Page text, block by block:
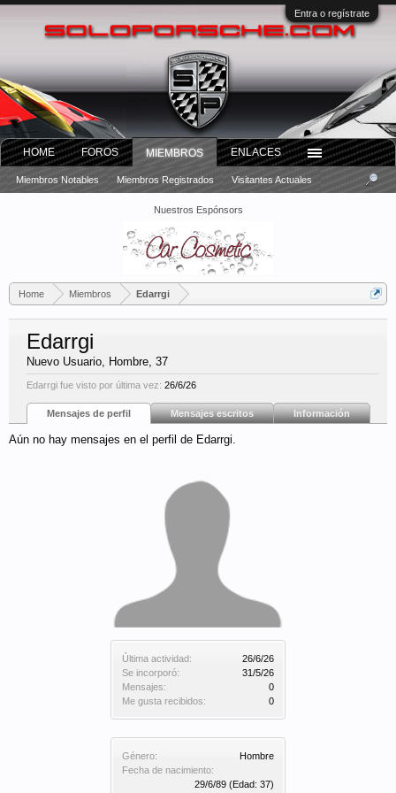
Entra o regístrate
Nuestros Espónsors
Home Miembros Edarrgi
Última actividad:
26/6/26
Se incorporó:
31/5/26
Mensajes:
0
Me gusta recibidos:
0
Género:
Hombre
Fecha de nacimiento:
29/6/89 (Edad: 37)
Edarrgi
Nuevo Usuario, Hombre, 37
Edarrgi fue visto por última vez: 26/6/26
Mensajes de perfil Mensajes escritos Información
Aún no hay mensajes en el perfil de Edarrgi.
HOME FOROS MIEMBROS
Miembros Notables Miembros Registrados Visitantes Actuales
ENLACES